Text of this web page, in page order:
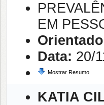
EM
Data: 20/
Mostrar Resumo
KATIA